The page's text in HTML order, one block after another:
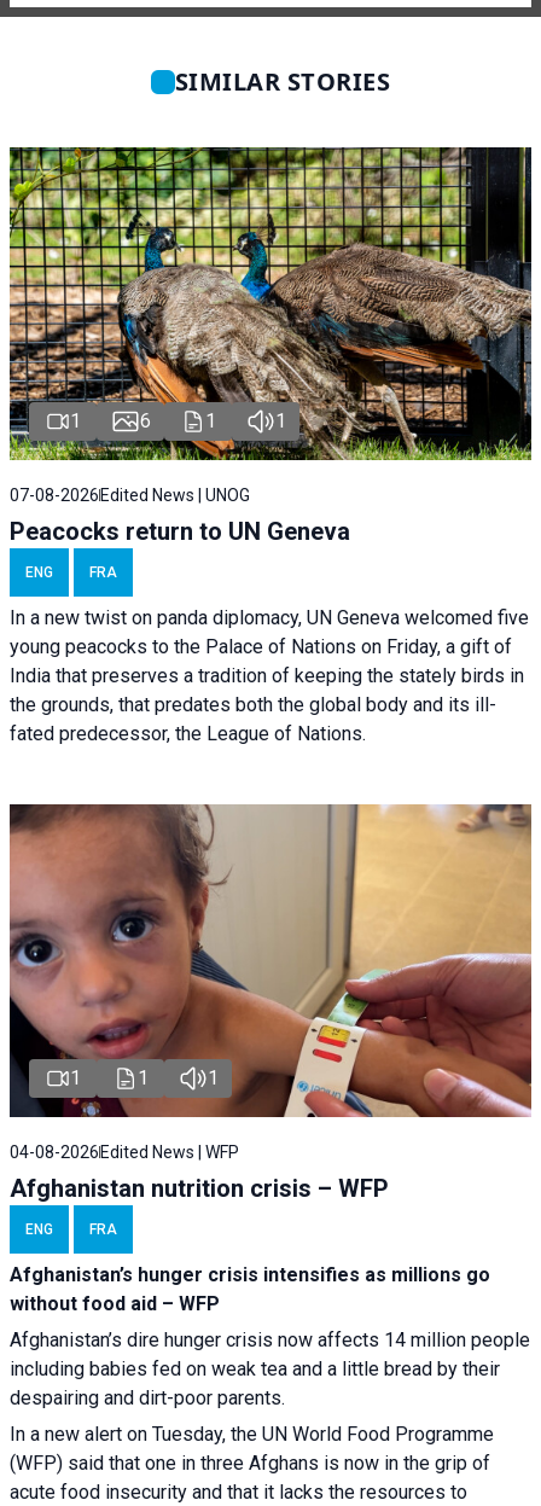
SIMILAR STORIES
1 6 1 1
07-08-2026 Edited News | UNOG
Peacocks return to UN Geneva
ENG FRA
In a new twist on panda diplomacy, UN Geneva welcomed five
young peacocks to the Palace of Nations on Friday, a gift of
India that preserves a tradition of keeping the stately birds in
the grounds, that predates both the global body and its ill-
fated predecessor, the League of Nations.
1 1 1
04-08-2026 Edited News | WFP
Afghanistan nutrition crisis – WFP
ENG FRA
Afghanistan’s hunger crisis intensifies as millions go
without food aid – WFP
Afghanistan’s dire hunger crisis now affects 14 million people
including babies fed on weak tea and a little bread by their
despairing and dirt-poor parents.
In a new alert on Tuesday, the UN World Food Programme
(WFP) said that one in three Afghans is now in the grip of
acute food insecurity and that it lacks the resources to